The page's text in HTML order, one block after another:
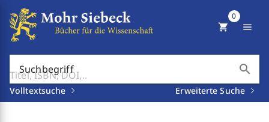
Suchbegriff search
Volltextsuche Erweiterte Suche
shopping_cart
0
menu